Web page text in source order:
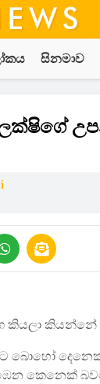
සිනමාව
කියලා කියන්නේ
බොහෝ දෙනෙක්
කෙනෙක්